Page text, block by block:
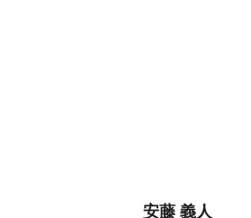
安藤 義人